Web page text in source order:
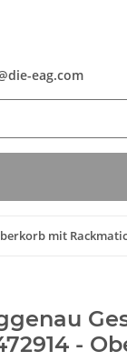
eag.com
mit Rackmatic
-